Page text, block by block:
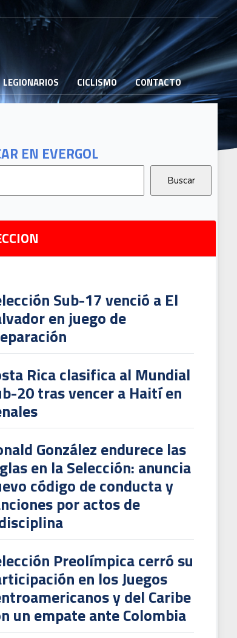
LEGIONARIOS CICLISMO CONTACTO
EN EVERGOL
Sub-17 venció a El
en juego de
Rica clasifica al Mundial
20 tras vencer a Haití en
González endurece las
en la Selección: anuncia
código de conducta y
por actos de
Preolímpica cerró su
en los Juegos
y del Caribe
un empate ante Colombia